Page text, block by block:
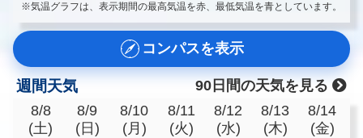
※気温グラフは、表示期間の最高気温を赤、最低気温を青としています。
コンパスを表示
週間天気
90日間の天気を見る
8/8
(土)
8/9
(日)
8/10
(月)
8/11
(火)
8/12
(水)
8/13
(木)
8/14
(金)